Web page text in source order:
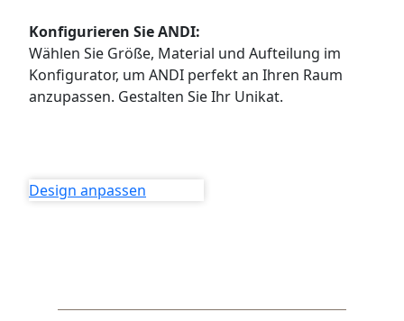
Konfigurieren Sie ANDI:
Wählen Sie Größe, Material und Aufteilung im
Konfigurator, um ANDI perfekt an Ihren Raum
anzupassen. Gestalten Sie Ihr Unikat.
Design anpassen